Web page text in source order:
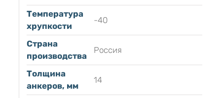
Температура
хрупкости
-40
Страна
производства
Россия
Толщина
анкеров, мм
14